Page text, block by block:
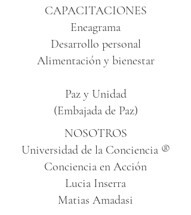
CAPACITACIONES
Eneagrama
Desarrollo personal
Alimentación y bienestar
Paz y Unidad
(Embajada de Paz)
NOSOTROS
Universidad de la Conciencia ®
Conciencia en Acción
Lucia Inserra
Matias Amadasi